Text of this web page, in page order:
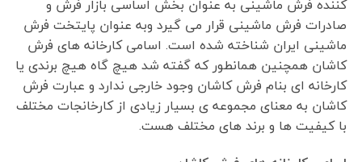
کننده فرش ماشینی به عنوان بخش اساسی بازار فرش و
صادرات فرش ماشینی قرار می گیرد وبه عنوان پایتخت فرش
ماشینی ایران شناخته شده است. اسامی کارخانه های فرش
کاشان همچنین همانطور که گفته شد هیچ گاه هیچ برندی یا
کارخانه ای بنام فرش کاشان وجود خارجی ندارد و عبارت فرش
کاشان به معنای مجموعه ی بسیار زیادی از کارخانجات مختلف
با کیفیت ها و برند های مختلف هست.